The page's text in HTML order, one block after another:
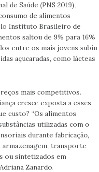
de Saúde (PNS 2019),
de alimentos
Instituto Brasileiro de
saltou de 9% para 16%
entre os mais jovens subiu
açucaradas, como lácteas
mais competitivos.
cresce exposta a esses
custo? “Os alimentos
utilizadas com o
durante fabricação,
armazenagem, transporte
ou sintetizados em
Zanardo.